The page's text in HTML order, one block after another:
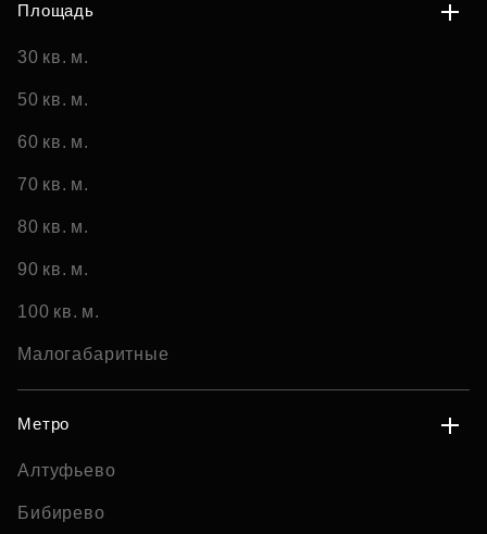
Площадь
30 кв. м.
50 кв. м.
60 кв. м.
70 кв. м.
80 кв. м.
90 кв. м.
100 кв. м.
Малогабаритные
Метро
Алтуфьево
Бибирево